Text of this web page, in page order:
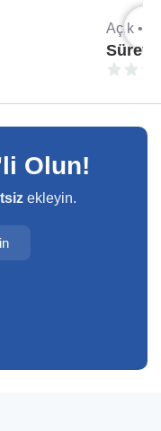
Açık •
Olun!
ekleyin.